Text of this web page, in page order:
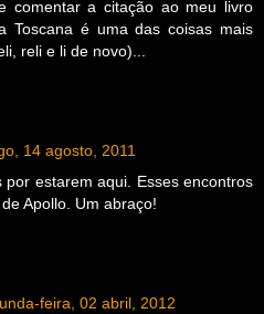
comentar a citação ao meu livro
Toscana é uma das coisas mais
reli e li de novo)...
14 agosto, 2011
estarem aqui. Esses encontros
Apollo. Um abraço!
feira, 02 abril, 2012